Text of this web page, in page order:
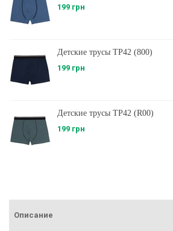
199 грн
Детские трусы ТР42 (800)
199 грн
Детские трусы ТР42 (R00)
199 грн
Описание